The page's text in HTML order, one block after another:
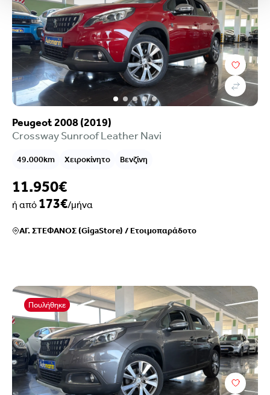
Peugeot 2008 (2019)
Crossway Sunroof Leather Navi
49.000km Χειροκίνητο Βενζίνη
11.950€
ή από 173€/μήνα
ΑΓ. ΣΤΕΦΑΝΟΣ (GigaStore) /Ετοιμοπαράδοτο
Πουλήθηκε